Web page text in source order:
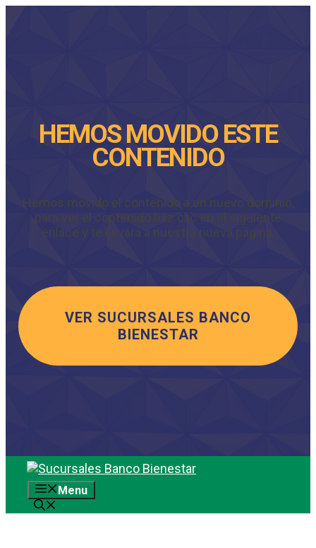
HEMOS MOVIDO ESTE
CONTENIDO
Hemos movido el contenido a un nuevo dominio,
para ver el contenido haz clic en el siguiente
enlace y te llevará a nuestra nueva página.
VER SUCURSALES BANCO
BIENESTAR
Saltar
contenidoMenu